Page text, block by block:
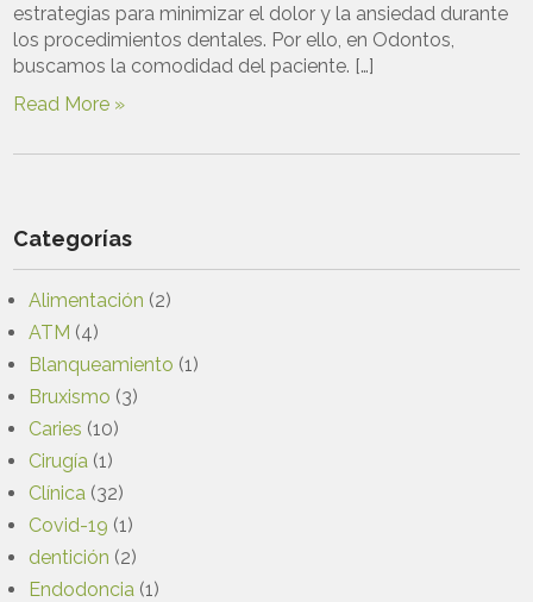
estrategias para minimizar el dolor y la ansiedad durante
los procedimientos dentales. Por ello, en Odontos,
buscamos la comodidad del paciente. […]
Read More »
Categorías
Alimentación (2)
ATM (4)
Blanqueamiento (1)
Bruxismo (3)
Caries (10)
Cirugía (1)
Clínica (32)
Covid-19 (1)
dentición (2)
Endodoncia (1)